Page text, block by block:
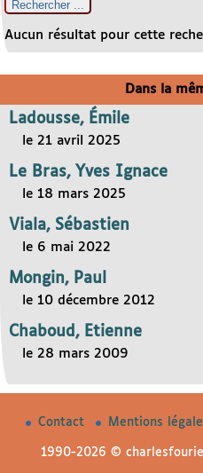
Aucun résultat pour cette
Dans la
Ladousse, Émile
le 21 avril 2025
Le Bras, Yves Ignace
le 18 mars 2025
Viala, Sébastien
le 6 mai 2022
Mongin, Paul
le 10 décembre 2012
Chaboud, Etienne
le 28 mars 2009
Contact Mentions
1990-2026 ©